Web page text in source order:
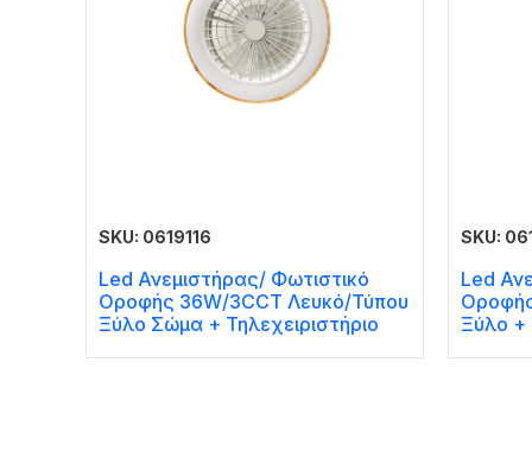
SKU: 0619116
Led Ανεμιστήρας/ Φωτιστικό
Οροφής 36W/3CCT Λευκό/Τύπου
Ξύλο Σώμα + Τηλεχειριστήριο
SKU:
Led
Ξύλο +